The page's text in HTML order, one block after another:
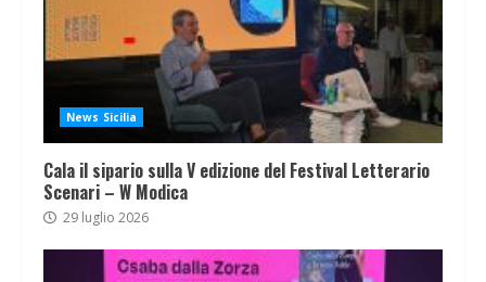
News Sicilia
Cala il sipario sulla V edizione del Festival Letterario
Scenari – W Modica
29 luglio 2026